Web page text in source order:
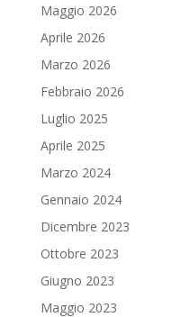
Maggio 2026
Aprile 2026
Marzo 2026
Febbraio 2026
Luglio 2025
Aprile 2025
Marzo 2024
Gennaio 2024
Dicembre 2023
Ottobre 2023
Giugno 2023
Maggio 2023